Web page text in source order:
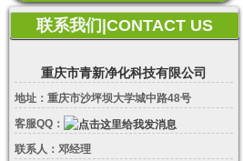
联系我们|CONTACT US
重庆市青新净化科技有限公司
地址：重庆市沙坪坝大学城中路48号
客服QQ：
联系人：邓经理